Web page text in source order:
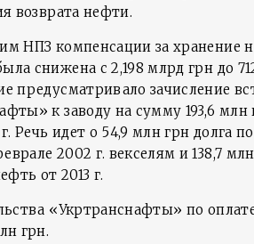
возврата нефти.
НПЗ компенсации за хранение
снижена с 2,198 млрд грн до
предусматривало зачисление
к заводу на сумму 193,6 млн
Речь идет о 54,9 млн грн долга по
2002 г. векселям и 138,7
от 2013 г.
«Укртранснафты» по
грн.